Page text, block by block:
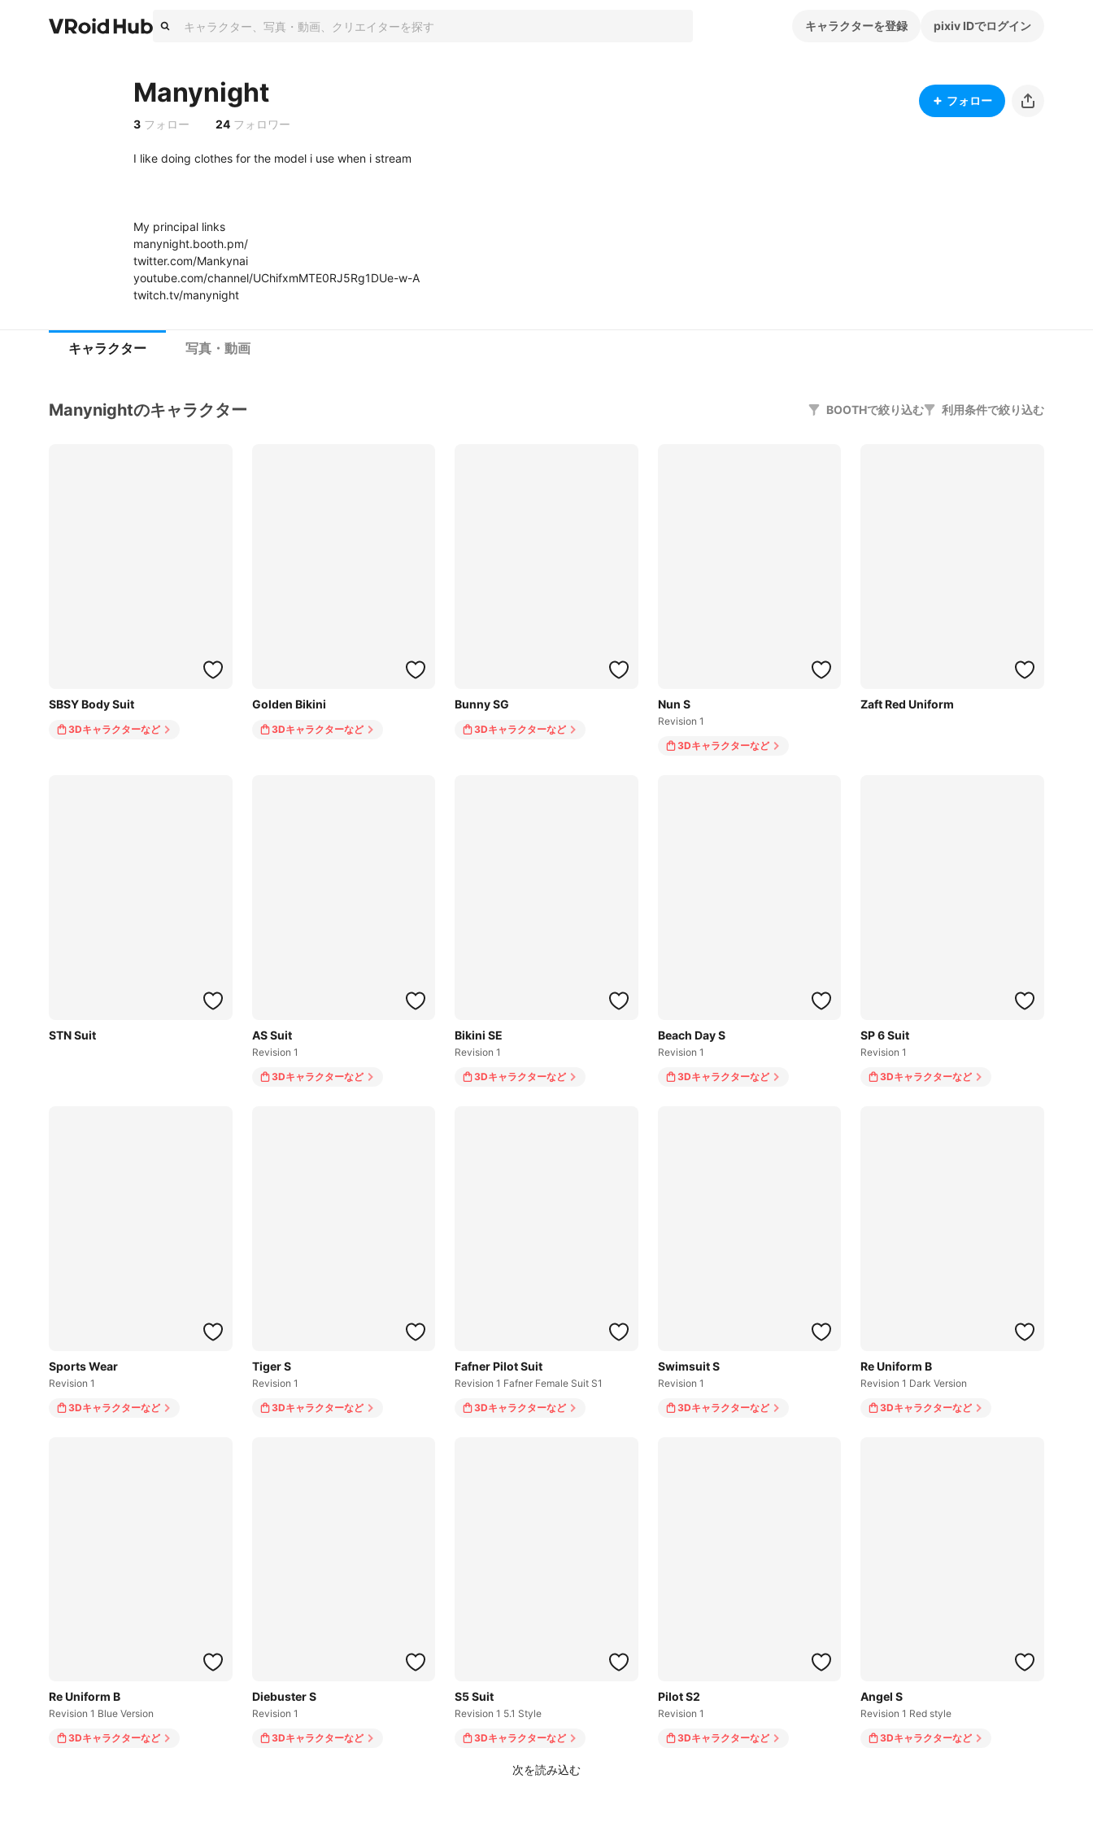
キャラクターを登録 pixiv IDでログイン
Manynight
3 フォロー 24 フォロワー
フォロー
I like doing clothes for the model i use when i stream
My principal links
manynight.booth.pm/
twitter.com/Mankynai
youtube.com/channel/UChifxmMTE0RJ5Rg1DUe-w-A
twitch.tv/manynight
キャラクター 写真・動画
Manynightのキャラクター BOOTHで絞り込む 利用条件で絞り込む
SBSY Body Suit
3Dキャラクターなど
Golden Bikini
3Dキャラクターなど
Bunny SG
3Dキャラクターなど
Nun S
Revision 1
3Dキャラクターなど
Zaft Red Uniform
STN Suit AS Suit
Revision 1
3Dキャラクターなど
Bikini SE
Revision 1
3Dキャラクターなど
Beach Day S
Revision 1
3Dキャラクターなど
SP 6 Suit
Revision 1
3Dキャラクターなど
Sports Wear
Revision 1
3Dキャラクターなど
Tiger S
Revision 1
3Dキャラクターなど
Fafner Pilot Suit
Revision 1 Fafner Female Suit S1
3Dキャラクターなど
Swimsuit S
Revision 1
3Dキャラクターなど
Re Uniform B
Revision 1 Dark Version
3Dキャラクターなど
Re Uniform B
Revision 1 Blue Version
3Dキャラクターなど
Diebuster S
Revision 1
3Dキャラクターなど
S5 Suit
Revision 1 5.1 Style
3Dキャラクターなど
Pilot S2
Revision 1
3Dキャラクターなど
Angel S
Revision 1 Red style
3Dキャラクターなど
次を読み込む